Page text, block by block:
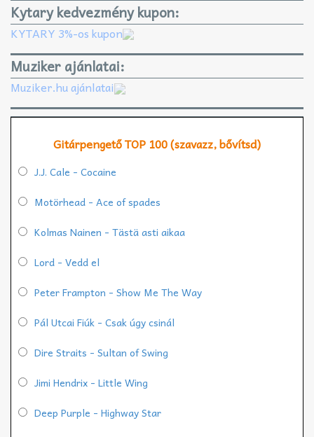
Kytary kedvezmény kupon:
KYTARY 3%-os kupon
Muziker ajánlatai:
Muziker.hu ajánlatai
Gitárpengető TOP 100 (szavazz, bővítsd)
J.J. Cale - Cocaine
Motörhead - Ace of spades
Kolmas Nainen - Tästä asti aikaa
Lord - Vedd el
Peter Frampton - Show Me The Way
Pál Utcai Fiúk - Csak úgy csinál
Dire Straits - Sultan of Swing
Jimi Hendrix - Little Wing
Deep Purple - Highway Star